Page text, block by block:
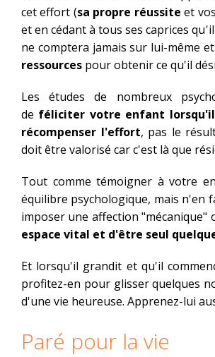
cet effort (sa propre réussite et
et en cédant à tous ses caprices
ne comptera jamais sur lui-même et
ressources pour obtenir ce qu'il
Les études de nombreux
de féliciter votre enfant
récompenser l'effort, pas le
doit être valorisé car c'est là que
Tout comme témoigner à votre
équilibre psychologique, mais n'en
imposer une affection "mécanique"
espace vital et d'être seul
Et lorsqu'il grandit et qu'il
profitez-en pour glisser quelques
d'une vie heureuse. Apprenez-lui
Paré pour la vie